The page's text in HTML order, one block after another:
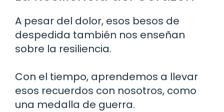
A pesar del dolor, esos besos de
despedida también nos enseñan
sobre la resiliencia.
Con el tiempo, aprendemos a llevar
esos recuerdos con nosotros, como
una medalla de guerra.